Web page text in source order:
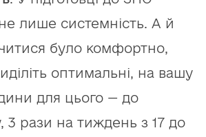
лише системність. А й
було комфортно,
оптимальні, на вашу
для цього — до
3 рази на тиждень з 17 до